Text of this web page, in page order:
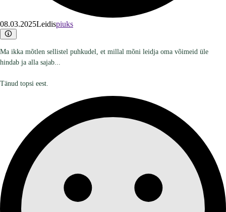
08.03.2025Leidispiuks
Ma ikka mõtlen sellistel puhkudel, et millal mõni leidja oma võimeid üle
hindab ja alla sajab...
Tänud topsi eest.